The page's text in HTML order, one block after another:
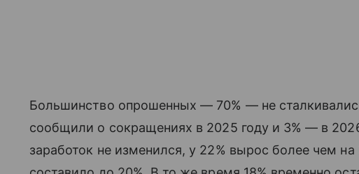
Большинство опрошенных — 70% — не
сообщили о сокращениях в 2025 году и 3% — в
заработок не изменился, у 22% вырос более чем